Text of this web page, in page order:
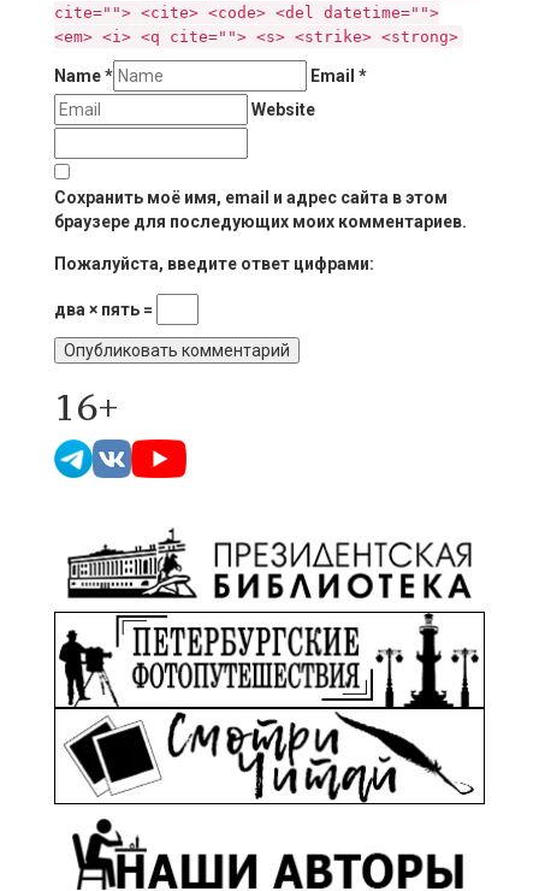
cite=""> <cite> <code> <del datetime="">
<em> <i> <q cite=""> <s> <strike> <strong>
Name* Email *
Website
Сохранить моё имя, email и адрес сайта в этом
браузере для последующих моих комментариев.
Пожалуйста, введите ответ цифрами:
два × пять =
16+